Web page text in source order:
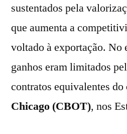
sustentados pela
que aumenta a
voltado à exportação. No
ganhos eram limitados
contratos equivalentes do
Chicago (CBOT), nos